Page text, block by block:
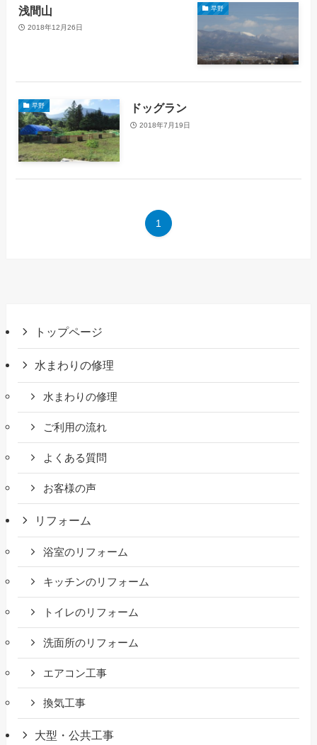
早野
浅間山
2018年12月26日
早野 ドッグラン
2018年7月19日
1
トップページ
水まわりの修理
水まわりの修理
ご利用の流れ
よくある質問
お客様の声
リフォーム
浴室のリフォーム
キッチンのリフォーム
トイレのリフォーム
洗面所のリフォーム
エアコン工事
換気工事
大型・公共工事